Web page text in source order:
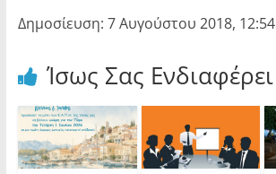
Δημοσίευση: 7 Αυγούστου 2018, 12:54
Ίσως Σας Ενδιαφέρει